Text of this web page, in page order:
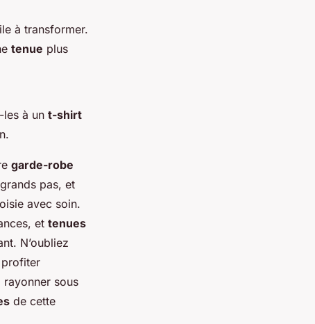
à transformer.
tenue plus
les à un t-shirt
garde-robe
pas, et
avec soin.
et tenues
N’oubliez
profiter
sous
de cette